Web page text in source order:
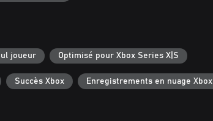
joueur Optimisé pour Xbox Series X|S
Succès Xbox Enregistrements en nuage Xbox